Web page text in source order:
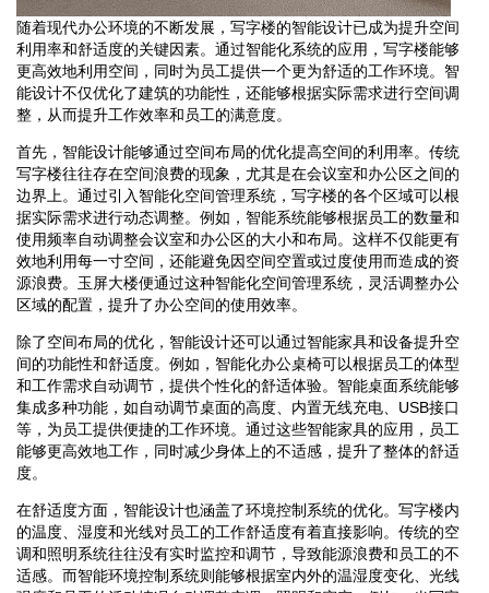
随着现代办公环境的不断发展，写字楼的智能设计已成为提升空间
利用率和舒适度的关键因素。通过智能化系统的应用，写字楼能够
更高效地利用空间，同时为员工提供一个更为舒适的工作环境。智
能设计不仅优化了建筑的功能性，还能够根据实际需求进行空间调
整，从而提升工作效率和员工的满意度。
首先，智能设计能够通过空间布局的优化提高空间的利用率。传统
写字楼往往存在空间浪费的现象，尤其是在会议室和办公区之间的
边界上。通过引入智能化空间管理系统，写字楼的各个区域可以根
据实际需求进行动态调整。例如，智能系统能够根据员工的数量和
使用频率自动调整会议室和办公区的大小和布局。这样不仅能更有
效地利用每一寸空间，还能避免因空间空置或过度使用而造成的资
源浪费。玉屏大楼便通过这种智能化空间管理系统，灵活调整办公
区域的配置，提升了办公空间的使用效率。
除了空间布局的优化，智能设计还可以通过智能家具和设备提升空
间的功能性和舒适度。例如，智能化办公桌椅可以根据员工的体型
和工作需求自动调节，提供个性化的舒适体验。智能桌面系统能够
集成多种功能，如自动调节桌面的高度、内置无线充电、USB接口
等，为员工提供便捷的工作环境。通过这些智能家具的应用，员工
能够更高效地工作，同时减少身体上的不适感，提升了整体的舒适
度。
在舒适度方面，智能设计也涵盖了环境控制系统的优化。写字楼内
的温度、湿度和光线对员工的工作舒适度有着直接影响。传统的空
调和照明系统往往没有实时监控和调节，导致能源浪费和员工的不
适感。而智能环境控制系统则能够根据室内外的温湿度变化、光线